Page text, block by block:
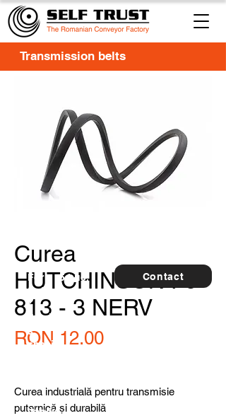
Curea
HUTCHINSON PJ
813 - 3 NERV
RON 12.00Price
Curea industrială pentru transmisie
puternică și durabilă
Transmission belts
Contact
For
furthe
r
detail
s,
specia
consu
ltancy
5 buc.